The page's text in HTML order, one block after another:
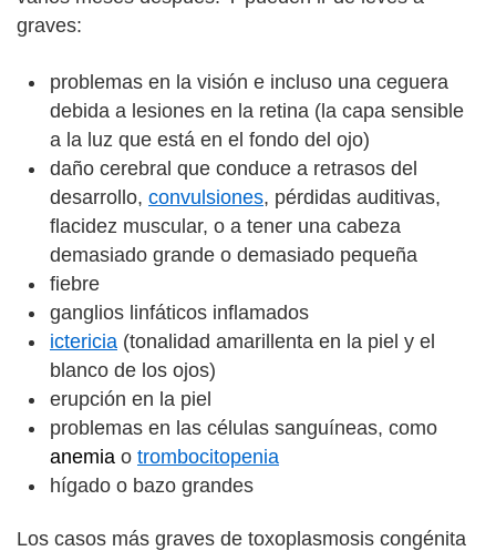
graves:
problemas en la visión e incluso una ceguera
debida a lesiones en la retina (la capa sensible
a la luz que está en el fondo del ojo)
daño cerebral que conduce a retrasos del
desarrollo, convulsiones, pérdidas auditivas,
flacidez muscular, o a tener una cabeza
demasiado grande o demasiado pequeña
fiebre
ganglios linfáticos inflamados
ictericia (tonalidad amarillenta en la piel y el
blanco de los ojos)
erupción en la piel
problemas en las células sanguíneas, como
anemia o trombocitopenia
hígado o bazo grandes
Los casos más graves de toxoplasmosis congénita